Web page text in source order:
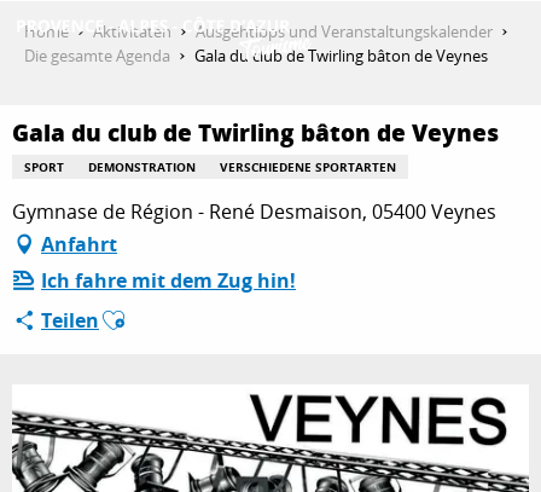
contenu
AKTIVITÄTEN
AUFENTHALT
Home Aktivitäten
Ausgehtipps und Veranstaltungskalender
Die gesamte Agenda
Gala du club de Twirling bâton de Veynes
Gala du club de Twirling bâton de Veynes
SPORT DEMONSTRATION VERSCHIEDENE SPORTARTEN
Gymnase de Région - René Desmaison, 05400 Veynes
Anfahrt
Ich fahre mit dem Zug hin!
TeilenAjouter aux favoris